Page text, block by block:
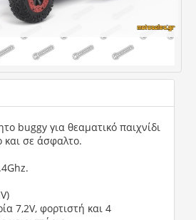
buggy για θεαματικό παιχνίδι
σε άσφαλτο.
7,2V, φορτιστή και 4